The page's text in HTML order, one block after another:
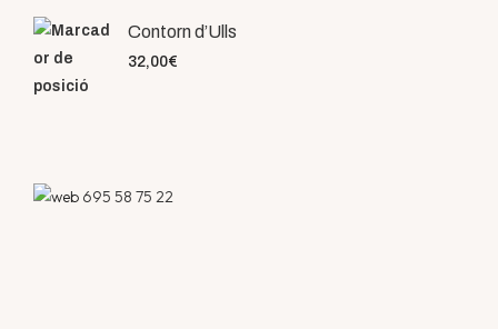
Contorn d’Ulls
32,00€
695 58 75 22